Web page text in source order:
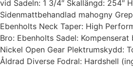
vid Sadeln: 1 3/4″ Skallängd: 254″
Sidenmattbehandlad mahogny
Ebenholts Neck Taper: High
Bro: Ebenholts Sadel: Kompenserat
Nickel Open Gear Plektrumskydd:
Åldrad Diverse Fodral: Hardshell